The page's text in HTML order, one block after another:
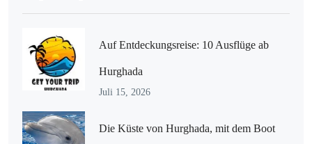
Auf Entdeckungsreise: 10 Ausflüge ab
Hurghada
Juli 15, 2026
Die Küste von Hurghada, mit dem Boot